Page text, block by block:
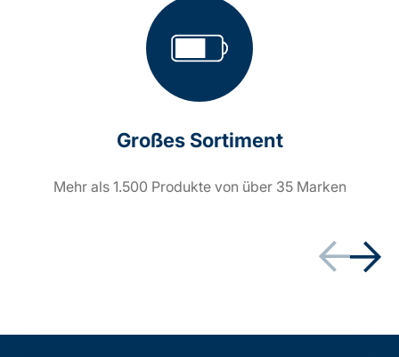
Großes Sortiment
Mehr als 1.500 Produkte von über 35 Marken